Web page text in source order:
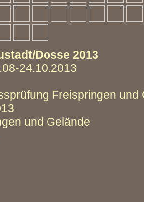
Dosse 2013
24.10.2013
Freispringen und
und Gelände